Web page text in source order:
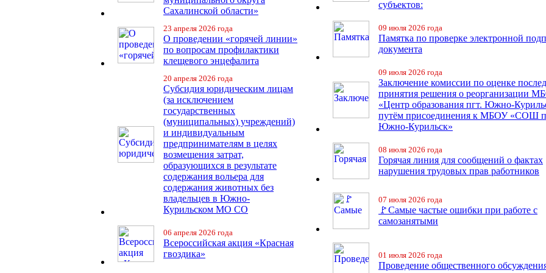
Сахалинской области»
23 апреля 2026 года
О проведении «горячей линии»
по вопросам профилактики
клещевого энцефалита
20 апреля 2026 года
Субсидия юридическим лицам
(за исключением
государственных
(муниципальных) учреждений)
и индивидуальным
предпринимателям в целях
возмещения затрат,
образующихся в результате
содержания вольера для
содержания животных без
владельцев в Южно-
Курильском МО СО
06 апреля 2026 года
Всероссийская акция «Красная
гвоздика»
субъектов:
09 июля 2026 года
Памятка по проверке электронной
документа
09 июля 2026 года
Заключение комиссии по оценке
принятия решения о реорганизации
«Центр образования пгт. Южно-
путём присоединения к МБОУ «СОШ
Южно-Курильск»
08 июля 2026 года
Горячая линия для сообщений о фактах
нарушения трудовых прав работников
07 июля 2026 года
🚩Самые частые ошибки при работе с
самозанятыми
01 июля 2026 года
Проведение общественного